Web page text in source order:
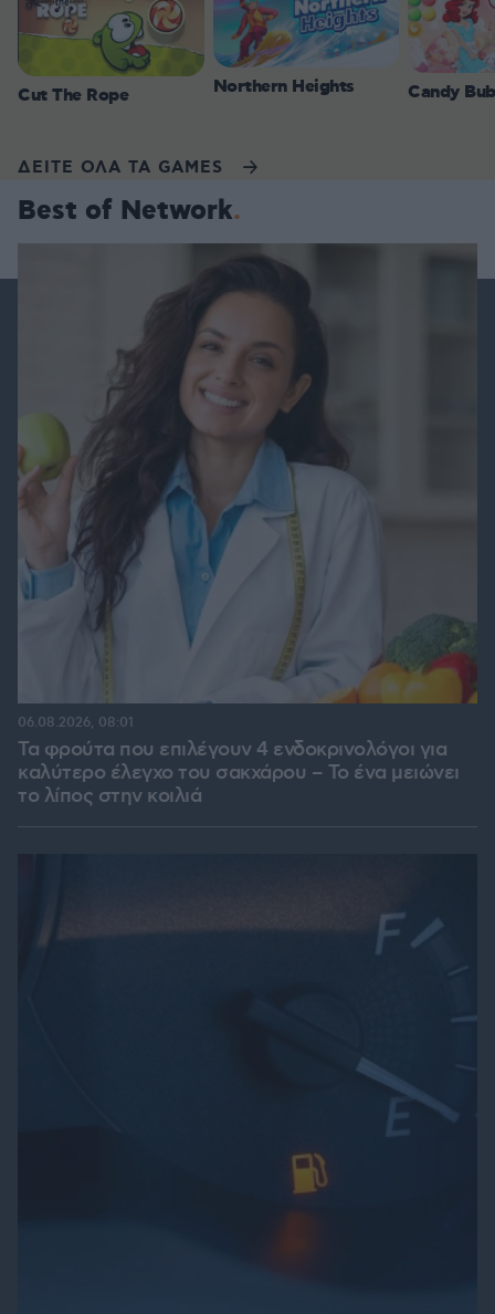
Cut The Rope Northern Heights Candy
ΔΕΙΤΕ ΟΛΑ ΤΑ GAMES
Best of Network
Τα φρούτα που επιλέγουν 4 ενδοκρινολόγοι για
καλύτερο έλεγχο του σακχάρου – Το ένα μειώνει
το λίπος στην κοιλιά
06.08.2026, 08:01